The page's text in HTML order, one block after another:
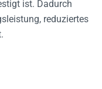
ist. Dadurch
reduziertes